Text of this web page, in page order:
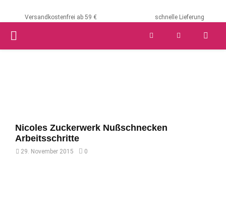
Versandkostenfrei ab 59 € schnelle Lieferung
PRIMARY
Nicoles Zuckerwerk Nußschnecken
Arbeitsschritte
29. November 2015 0